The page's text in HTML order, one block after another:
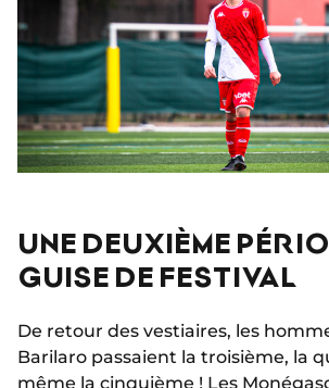
UNE DEUXIÈME
GUISE DE FESTIVAL
De retour des vestiaires, les
Barilaro passaient la troisième, la
même la cinquième ! Les